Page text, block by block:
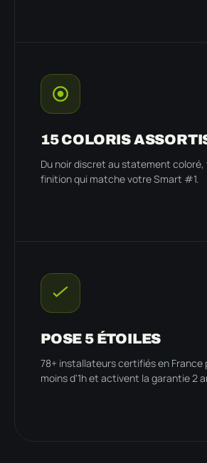
15 COLORIS
Du noir discret au statement coloré,
finition qui matche votre Smart #1.
POSE 5 ÉTOILES
78+ installateurs certifiés en France
moins d'1h et activent la garantie 2